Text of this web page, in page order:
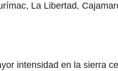
La Libertad,
intensidad en la sierra